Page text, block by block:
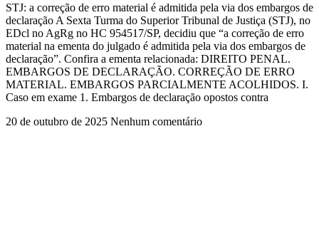
STJ: a correção de erro material é admitida pela via dos embargos de
declaração A Sexta Turma do Superior Tribunal de Justiça (STJ), no
EDcl no AgRg no HC 954517/SP, decidiu que “a correção de erro
material na ementa do julgado é admitida pela via dos embargos de
declaração”. Confira a ementa relacionada: DIREITO PENAL.
EMBARGOS DE DECLARAÇÃO. CORREÇÃO DE ERRO
MATERIAL. EMBARGOS PARCIALMENTE ACOLHIDOS. I.
Caso em exame 1. Embargos de declaração opostos contra
20 de outubro de 2025 Nenhum comentário